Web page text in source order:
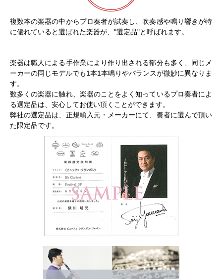
複数本の楽器の中からプロ奏者が試奏し、吹奏感や鳴り響きが特
に優れていると選ばれた楽器が、"選定品"と呼ばれます。
楽器は職人による手作業により作り出される部分も多く、同じメ
ーカーの同じモデルでも1本1本鳴りやバランスが微妙に異なりま
す。
数多くの楽器に触れ、楽器のことをよく知っているプロ奏者によ
る選定品は、安心してお使い頂くことができます。
弊社の選定品は、正規輸入元・メーカーにて、奏者に選んで頂い
た限定品です。